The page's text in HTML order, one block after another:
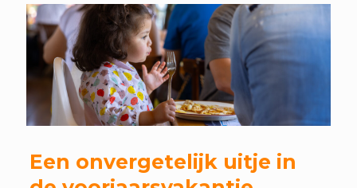
Een onvergetelijk uitje in